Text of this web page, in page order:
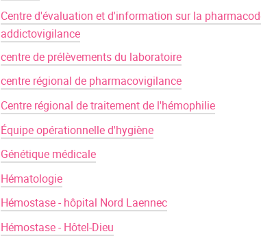
Centre d'évaluation et d'information sur la
addictovigilance
centre de prélèvements du laboratoire
centre régional de pharmacovigilance
Centre régional de traitement de l'hémophilie
Équipe opérationnelle d'hygiène
Génétique médicale
Hématologie
Hémostase - hôpital Nord Laennec
Hémostase - Hôtel-Dieu